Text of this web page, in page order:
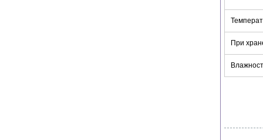
При